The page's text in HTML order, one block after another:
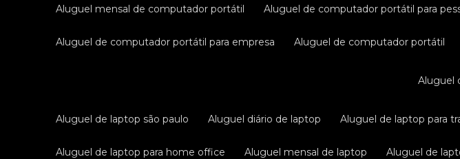
aluguel mensal de computador portátil aluguel de computador portátil para
aluguel de computador portátil para empresa aluguel de computador portátil
aluguel de laptop são paulo aluguel diário de laptop aluguel de laptop para
aluguel de laptop para home office aluguel mensal de laptop aluguel de